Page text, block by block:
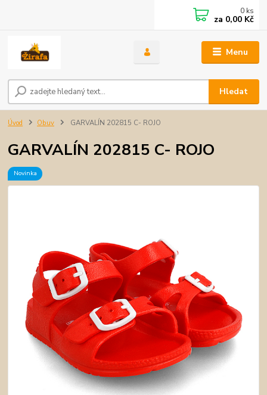
Menu
Hledat
0 ks
za 0,00 Kč
Úvod Obuv GARVALÍN 202815 C- ROJO
GARVALÍN 202815 C- ROJO
Novinka